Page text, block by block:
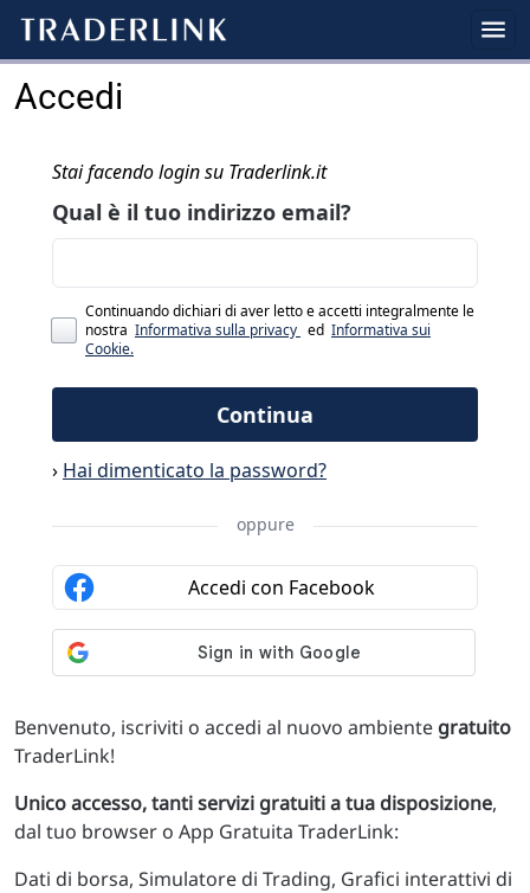
Accedi
Benvenuto, iscriviti o accedi al nuovo ambiente gratuito
TraderLink!
Unico accesso, tanti servizi gratuiti a tua disposizione,
dal tuo browser o App Gratuita TraderLink:
Dati di borsa, Simulatore di Trading, Grafici interattivi di